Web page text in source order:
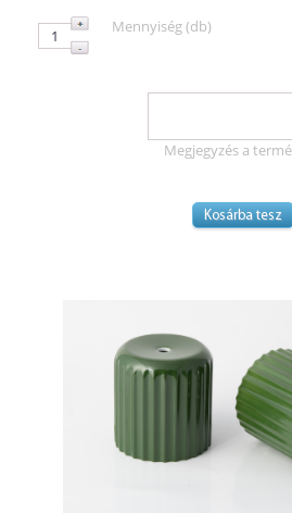
Mennyiség (db)
Megjegyzés a